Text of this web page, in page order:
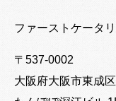
ファーストケータ
〒537-0002
大阪府大阪市東成